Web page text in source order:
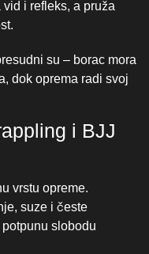
vrstu opreme.
slobodu
i elastičnim
kože.
pokreta.
vlagu – kako bi
rukovanje.